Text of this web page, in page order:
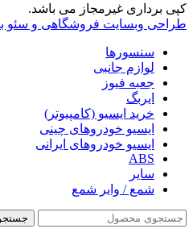
کپی برداری غیرمجاز می باشد.
طراحی وبسایت فروشگاهی و سئو با
سنسورها
لوازم جانبی
جعبه فیوز
ایربگ
خرید ایسیو (کامپیوتر)
ایسیو خودروهای چینی
ایسیو خودروهای ایرانی
ABS
سایر
شمع / وایر شمع